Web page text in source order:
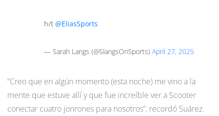
h/t @EliasSports
— Sarah Langs (@SlangsOnSports) April 27, 2025
“Creo que en algún momento (esta noche) me vino a la
mente que estuve allí y que fue increíble ver a Scooter
conectar cuatro jonrones para nosotros”, recordó Suárez.